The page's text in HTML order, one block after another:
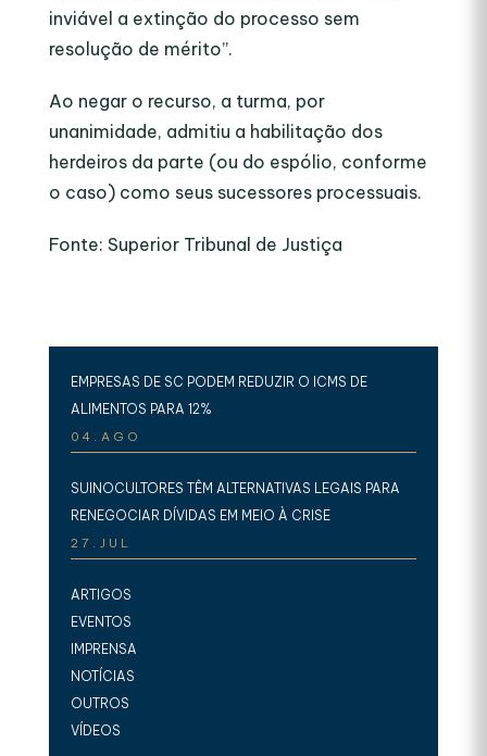
inviável a extinção do processo sem
resolução de mérito”.
Ao negar o recurso, a turma, por
unanimidade, admitiu a habilitação dos
herdeiros da parte (ou do espólio, conforme
o caso) como seus sucessores processuais.
Fonte: Superior Tribunal de Justiça
EMPRESAS DE SC PODEM REDUZIR O ICMS DE
ALIMENTOS PARA 12%
04.AGO
SUINOCULTORES TÊM ALTERNATIVAS LEGAIS PARA
RENEGOCIAR DÍVIDAS EM MEIO À CRISE
27.JUL
ARTIGOS
EVENTOS
IMPRENSA
NOTÍCIAS
OUTROS
VÍDEOS